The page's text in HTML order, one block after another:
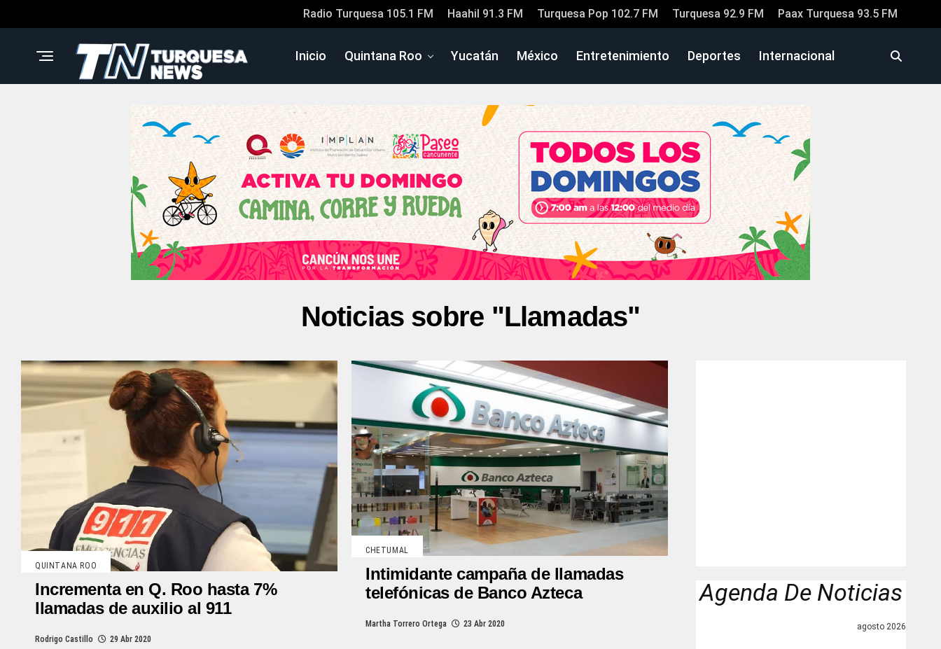
Radio Turquesa 105.1 FM Haahil 91.3 FM Turquesa Pop 102.7 FM Turquesa 92.9 FM Paax Turquesa 93.5 FM
Inicio Quintana Roo Yucatán México Entretenimiento Deportes Internacional
Noticias sobre "Llamadas"
QUINTANA ROO
Incrementa en Q. Roo hasta 7%
llamadas de auxilio al 911
Rodrigo Castillo 29 Abr 2020
CHETUMAL
Intimidante campaña de llamadas
telefónicas de Banco Azteca
Martha Torrero Ortega 23 Abr 2020
Agenda De Noticias
agosto 2026